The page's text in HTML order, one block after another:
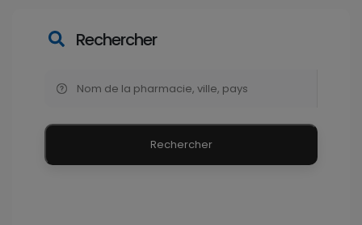
Rechercher
Rechercher